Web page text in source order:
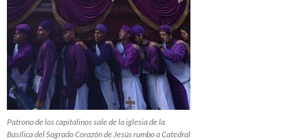
Patrono de los capitalinos sale de la iglesia de la
Basílica del Sagrado Corazón de Jesús rumbo a Catedral